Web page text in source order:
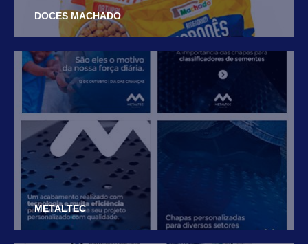
DOCES MACHADO
METALTEC